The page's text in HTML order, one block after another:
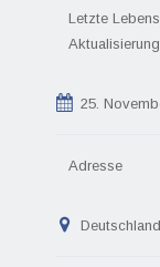
Letzte
25.
Adresse